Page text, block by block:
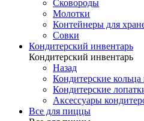
Сковороды
Молотки
Контейнеры для
Совки
Кондитерский инвентарь
Кондитерский инвентарь
Назад
Кондитерские
Кондитерские
Аксессуары
Все для пиццы